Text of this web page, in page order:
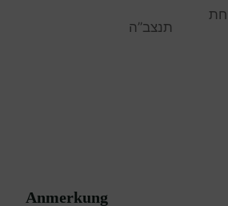
תנצב”ה
Anmerkung